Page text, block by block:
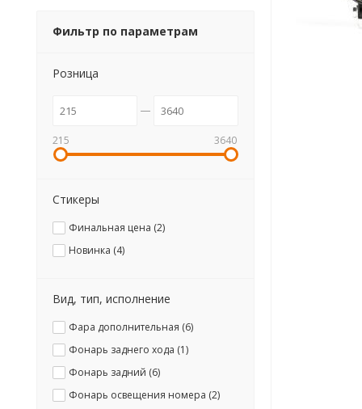
Фильтр по параметрам
Розница
215 3640
Стикеры
Финальная цена (2)
Новинка (4)
Вид, тип, исполнение
Фара дополнительная (6)
Фонарь заднего хода (1)
Фонарь задний (6)
Фонарь освещения номера (2)